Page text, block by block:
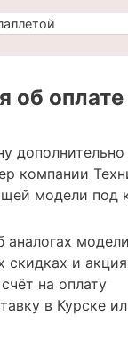
об оплате
компании
модели под
аналогах
скидках и
на оплату
в Курске